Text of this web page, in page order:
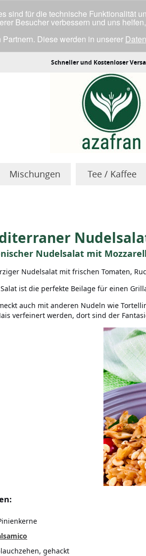
Schneller und Kostenloser
Mischungen Tee / Kaffee
Nudelsalat mit
Nudelsalat mit frischen Tomaten,
ist die perfekte Beilage für einen
auch mit anderen Nudeln wie
verfeinert werden, dort sind der
gehackt
sind für die technische Funktionalität
Besucher verbessern und uns
Diese werden in unserer
Cookies einverstanden bist.